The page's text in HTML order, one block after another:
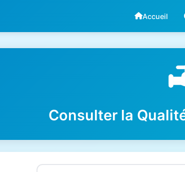
Accueil
Consulter la